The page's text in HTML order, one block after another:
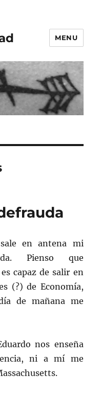
MENU
sale en antena mi
Pienso que
capaz de salir en
(?) de Economía,
de mañana me
nos enseña
ni a mí me